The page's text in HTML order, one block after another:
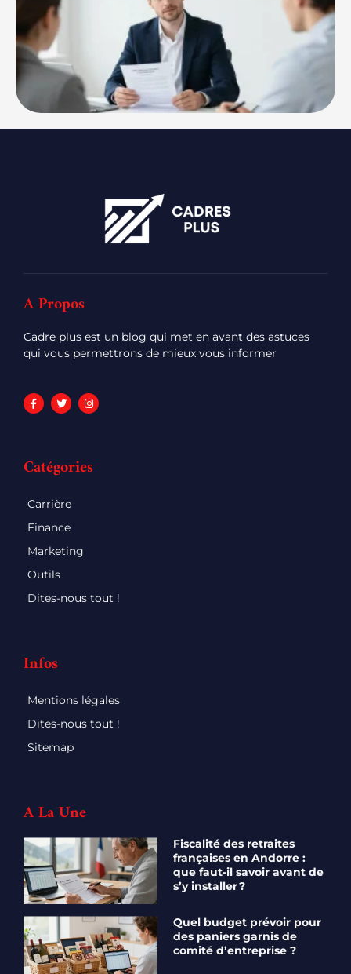
A Propos
Cadre plus est un blog qui met en avant des astuces
qui vous permettrons de mieux vous informer
Catégories
Carrière
Finance
Marketing
Outils
Dites-nous tout !
Infos
Mentions légales
Dites-nous tout !
Sitemap
A La Une
Fiscalité des retraites
françaises en Andorre :
que faut-il savoir avant de
s’y installer ?
Quel budget prévoir pour
des paniers garnis de
comité d’entreprise ?